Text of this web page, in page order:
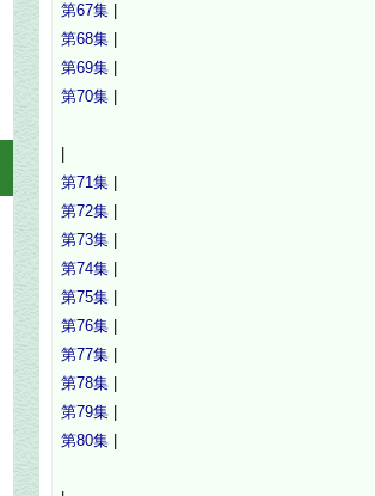
第67集|
第68集|
第69集|
第70集|
第71集|
第72集|
第73集|
第74集|
第75集|
第76集|
第77集|
第78集|
第79集|
第80集|